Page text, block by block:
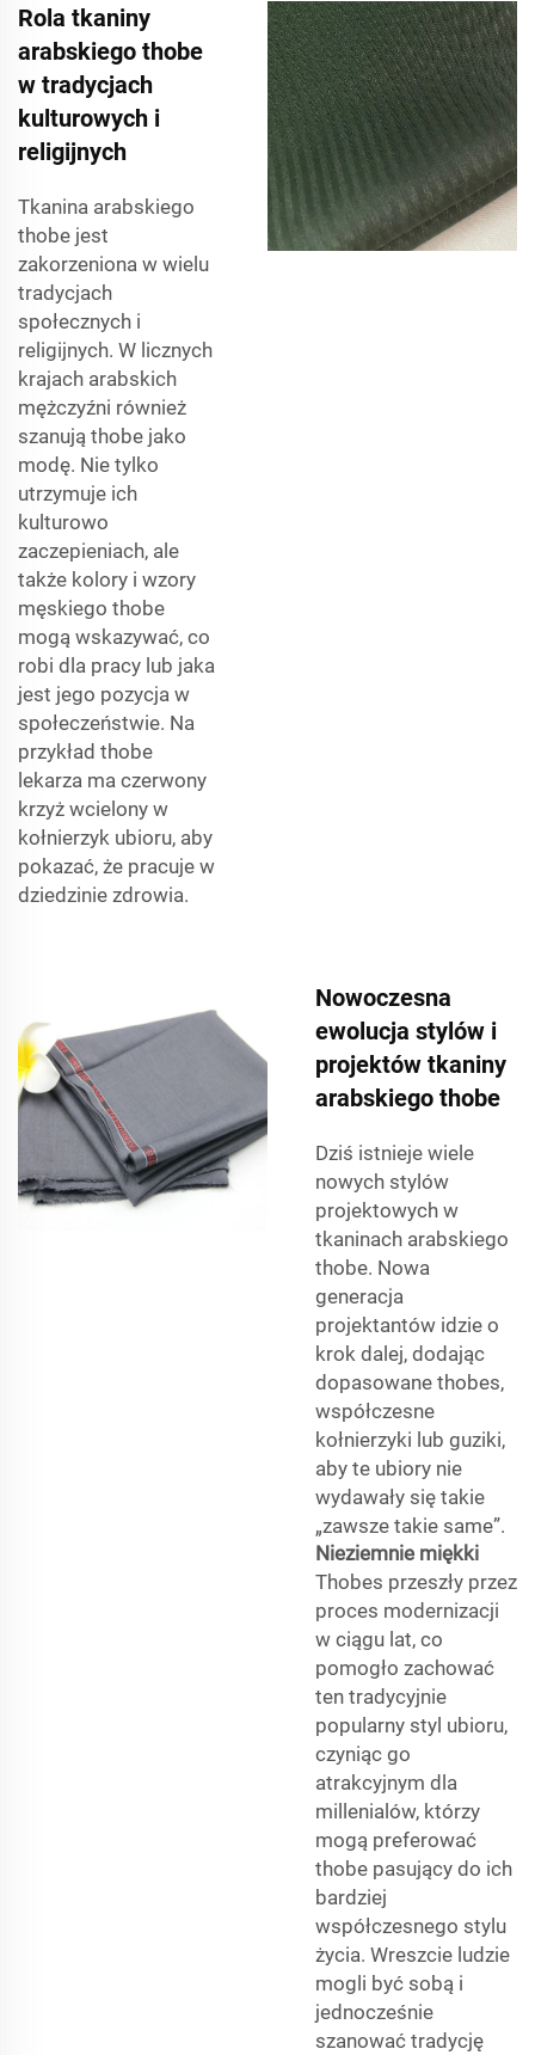
Rola tkaniny
arabskiego thobe
w tradycjach
kulturowych i
religijnych
Tkanina arabskiego
thobe jest
zakorzeniona w wielu
tradycjach
społecznych i
religijnych. W licznych
krajach arabskich
mężczyźni również
szanują thobe jako
modę. Nie tylko
utrzymuje ich
kulturowo
zaczepieniach, ale
także kolory i wzory
męskiego thobe
mogą wskazywać, co
robi dla pracy lub jaka
jest jego pozycja w
społeczeństwie. Na
przykład thobe
lekarza ma czerwony
krzyż wcielony w
kołnierzyk ubioru, aby
pokazać, że pracuje w
dziedzinie zdrowia.
Nowoczesna
ewolucja stylów i
projektów tkaniny
arabskiego thobe
Dziś istnieje wiele
nowych stylów
projektowych w
tkaninach arabskiego
thobe. Nowa
generacja
projektantów idzie o
krok dalej, dodając
dopasowane thobes,
współczesne
kołnierzyki lub guziki,
aby te ubiory nie
wydawały się takie
„zawsze takie same”.
Nieziemnie miękki
Thobes przeszły przez
proces modernizacji
w ciągu lat, co
pomogło zachować
ten tradycyjnie
popularny styl ubioru,
czyniąc go
atrakcyjnym dla
millenialów, którzy
mogą preferować
thobe pasujący do ich
bardziej
współczesnego stylu
życia. Wreszcie ludzie
mogli być sobą i
jednocześnie
szanować tradycję